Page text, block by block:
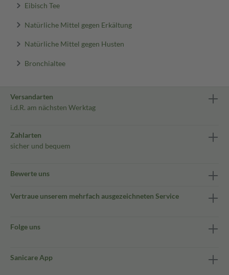
Eibisch Tee
Natürliche Mittel gegen Erkältung
Natürliche Mittel gegen Husten
Bronchialtee
Versandarten
i.d.R. am nächsten Werktag
Zahlarten
sicher und bequem
Bewerte uns
Vertraue unserem mehrfach ausgezeichneten Service
Folge uns
Sanicare App